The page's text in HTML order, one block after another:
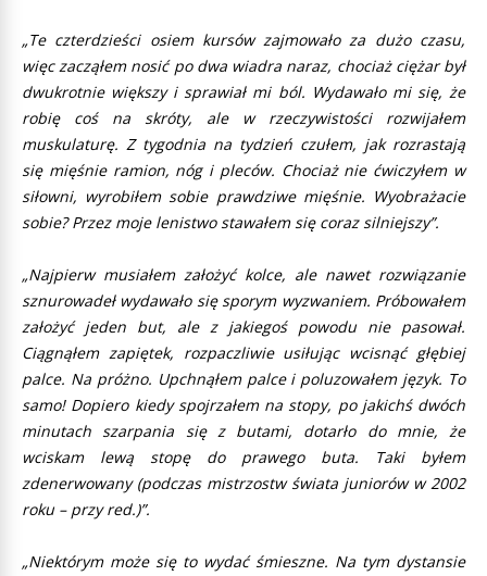
„Te czterdzieści osiem kursów zajmowało za dużo czasu,
więc zacząłem nosić po dwa wiadra naraz, chociaż ciężar był
dwukrotnie większy i sprawiał mi ból. Wydawało mi się, że
robię coś na skróty, ale w rzeczywistości rozwijałem
muskulaturę. Z tygodnia na tydzień czułem, jak rozrastają
się mięśnie ramion, nóg i pleców. Chociaż nie ćwiczyłem w
siłowni, wyrobiłem sobie prawdziwe mięśnie. Wyobrażacie
sobie? Przez moje lenistwo stawałem się coraz silniejszy”.
„Najpierw musiałem założyć kolce, ale nawet rozwiązanie
sznurowadeł wydawało się sporym wyzwaniem. Próbowałem
założyć jeden but, ale z jakiegoś powodu nie pasował.
Ciągnąłem zapiętek, rozpaczliwie usiłując wcisnąć głębiej
palce. Na próżno. Upchnąłem palce i poluzowałem język. To
samo! Dopiero kiedy spojrzałem na stopy, po jakichś dwóch
minutach szarpania się z butami, dotarło do mnie, że
wciskam lewą stopę do prawego buta. Taki byłem
zdenerwowany (podczas mistrzostw świata juniorów w 2002
roku – przy red.)”.
„Niektórym może się to wydać śmieszne. Na tym dystansie